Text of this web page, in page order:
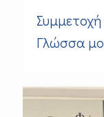
Γλώσσα